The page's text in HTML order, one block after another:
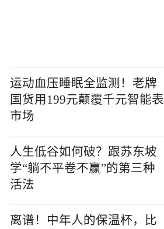
运动血压睡眠全监测！老牌
国货用199元颠覆千元智能表
市场
人生低谷如何破？跟苏东坡
学“躺不平卷不赢”的第三种
活法
离谱！中年人的保温杯，比